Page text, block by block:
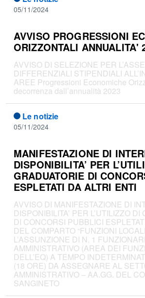
05/11/2024
AVVISO PROGRESSIONI
ORIZZONTALI ANNUALITA'
AVVISO DI SELEZIONE PER
DIFFERENZIALI STIPENDIALI
AREE Progressioni Economiche
decorrenza dall’annualità 2023
Le notizie
05/11/2024
MANIFESTAZIONE DI
DISPONIBILITA’ PER
GRADUATORIE DI
ESPLETATI DA ALTRI ENTI
AVVISO DI MANIFESTAZIONE DI
DISPONIBILITA’ PER L’UTILIZZO DI
DI CONCORSI PUBBLICI
DEL COMPARTO “FUNZIONI
L’ASSUNZIONE DI N. 1
AMMINISTRATIVO (AREA DEI
DELL’EQ) A TEMPO
(18 ORE) DA ASSEGNARE AL
AMMINISTRATIVO – AA.GG. DEL
SANGINETO